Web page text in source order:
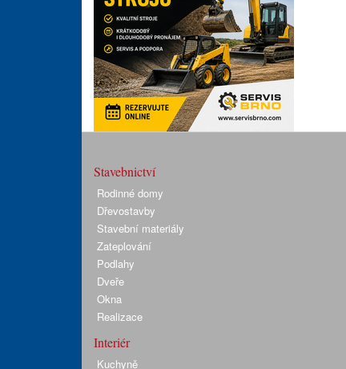
Stavebnictví
Rodinné domy
Dřevostavby
Stavební materiály
Zateplování
Podlahy
Dveře
Okna
Realizace
Interiér
Kuchyně